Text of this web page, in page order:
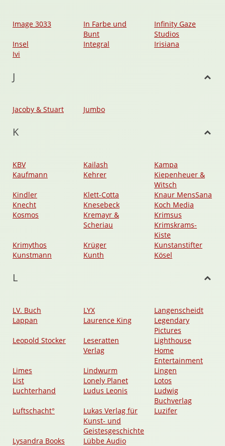
Image 3033
In Farbe und
Bunt
Infinity Gaze
Studios
Insel
Integral
Irisiana
Ivi
J
Jacoby & Stuart Jumbo
K
KBV Kailash
Kampa
Kaufmann
Kehrer
Kiepenheuer &
Witsch
Kindler
Klett-Cotta
Knaur MensSana
Knecht
Knesebeck
Koch Media
Kosmos
Kremayr &
Scheriau
Krimsus
Krimskrams-
Kiste
Krimythos
Krüger
Kunstanstifter
Kunstmann
Kunth Kösel
L
LV. Buch LYX
Langenscheidt
Lappan
Laurence King
Legendary
Pictures
Leopold Stocker
Leseratten
Verlag
Lighthouse
Home
Entertainment
Limes
Lindwurm
Lingen
List
Lonely Planet
Lotos
Luchterhand
Ludus Leonis
Ludwig
Buchverlag
Luftschacht°
Lukas Verlag für
Kunst- und
Geistesgeschichte
Luzifer
Lysandra Books Lübbe Audio